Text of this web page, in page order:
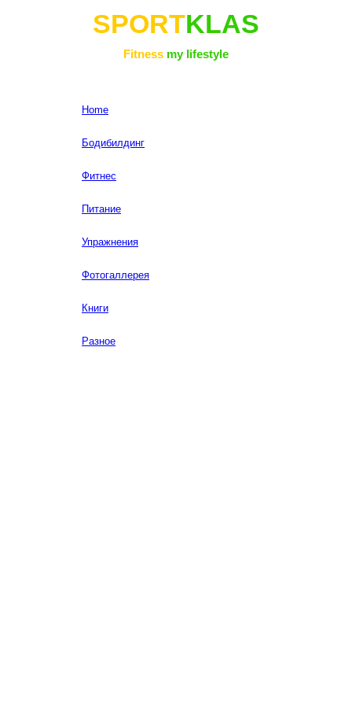
SPORTKLAS
Fitness my lifestyle
Home
Бодибилдинг
Фитнес
Питание
Упражнения
Фотогаллерея
Книги
Разное